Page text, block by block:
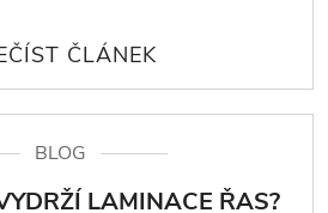
BLOG
LAMINACE ŘAS?